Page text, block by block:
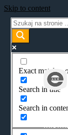
Skip to content
Exact matches
Search in title
Search in